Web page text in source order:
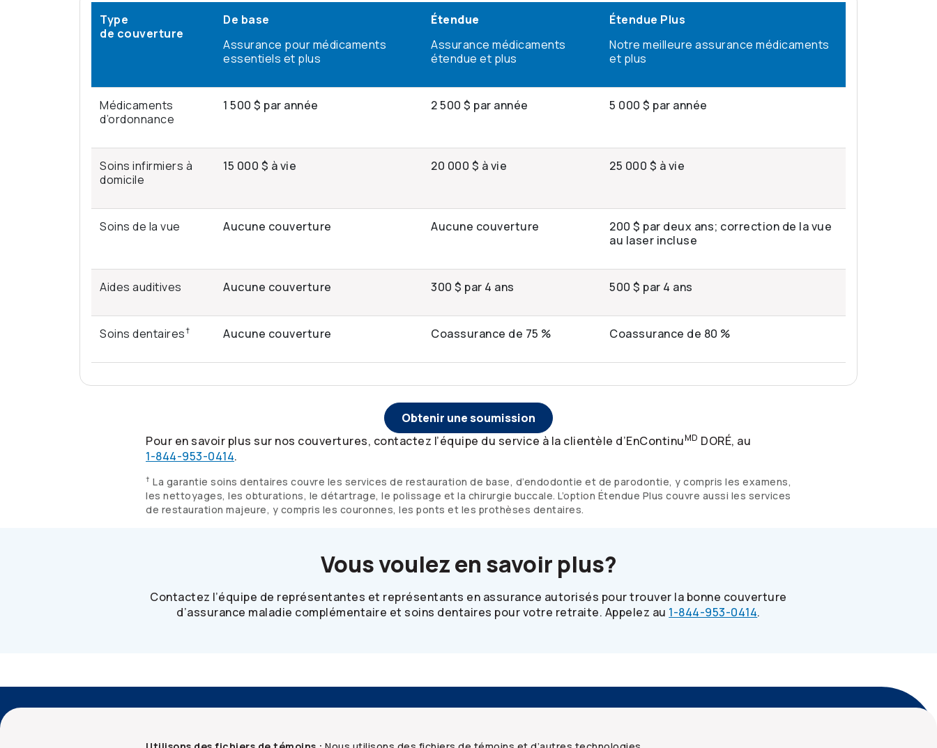
Type
de couverture
De base
Assurance pour médicaments
essentiels et plus
Étendue
Assurance médicaments
étendue et plus
Étendue Plus
Notre meilleure assurance médicaments
et plus
Médicaments
d’ordonnance
1 500 $ par année 2 500 $ par année 5 000 $ par année
Soins infirmiers à
domicile
15 000 $ à vie 20 000 $ à vie 25 000 $ à vie
Soins de la vue Aucune couverture Aucune couverture
200 $ par deux ans; correction de la vue
au laser incluse
Aides auditives Aucune couverture 300 $ par 4 ans 500 $ par 4 ans
Soins dentaires† Aucune couverture Coassurance de 75 % Coassurance de 80 %
Obtenir une soumission
Pour en savoir plus sur nos couvertures, contactez l’équipe du service à la clientèle d’EnContinuMD DORÉ, au
1-844-953-0414.
† La garantie soins dentaires couvre les services de restauration de base, d’endodontie et de parodontie, y compris les examens,
les nettoyages, les obturations, le détartrage, le polissage et la chirurgie buccale. L’option Étendue Plus couvre aussi les services
de restauration majeure, y compris les couronnes, les ponts et les prothèses dentaires.
Vous voulez en savoir plus?
Contactez l’équipe de représentantes et représentants en assurance autorisés pour trouver la bonne couverture
d’assurance maladie complémentaire et soins dentaires pour votre retraite. Appelez au 1-844-953-0414.
Services aux conseillers Ressources Foire aux questions Mentions juridiques Sécurité et confidentialité